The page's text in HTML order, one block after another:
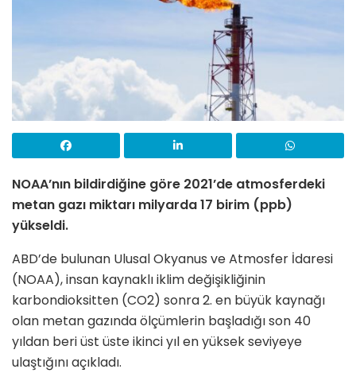
NOAA’nın bildirdiğine göre 2021’de atmosferdeki
metan gazı miktarı milyarda 17 birim (ppb)
yükseldi.
ABD’de bulunan Ulusal Okyanus ve Atmosfer İdaresi
(NOAA), insan kaynaklı iklim değişikliğinin
karbondioksitten (CO2) sonra 2. en büyük kaynağı
olan metan gazında ölçümlerin başladığı son 40
yıldan beri üst üste ikinci yıl en yüksek seviyeye
ulaştığını açıkladı.